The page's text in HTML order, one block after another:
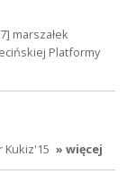
marszałek
Platformy
Kukiz'15 » więcej